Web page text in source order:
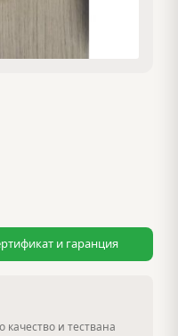
и гаранция
качество и тествана